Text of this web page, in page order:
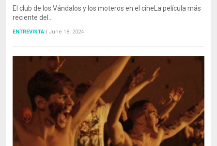
El club de los Vándalos y los moteros en el cineLa película más
reciente del…
ENTREVISTA June 18, 2024